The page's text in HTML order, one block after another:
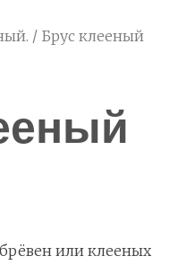
/ Брус клееный
или клееных